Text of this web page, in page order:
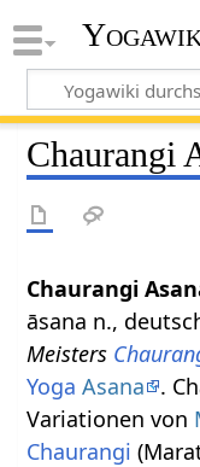
Chaurangi
Chaurangi
āsana n.,
Meisters
Yoga Asana
.
Variationen von
Chaurangi